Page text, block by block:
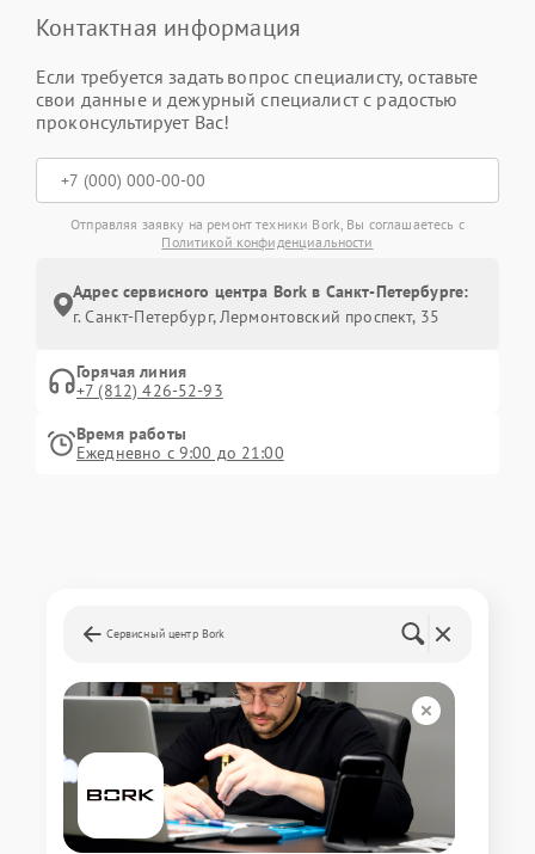
Контактная информация
Если требуется задать вопрос специалисту, оставьте
свои данные и дежурный специалист с радостью
проконсультирует Вас!
Отправляя заявку на ремонт техники Bork, Вы соглашаетесь с
Политикой конфиденциальности
Адрес сервисного центра Bork в Санкт-Петербурге:
г. Санкт-Петербург, Лермонтовский проспект, 35
Горячая линия
+7 (812) 426-52-93
Время работы
Ежедневно с 9:00 до 21:00
Сервисный центр Bork